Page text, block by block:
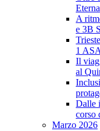
Eterna
A
e 3B
1
Il
al
Dalle
corso
Marzo 2026